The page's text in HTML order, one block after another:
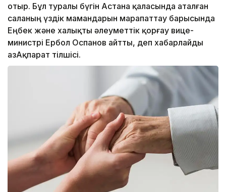
отыр. Бұл туралы бүгін Астана қаласында аталған
саланың үздік мамандарын марапаттау барысында
Еңбек және халықты әлеуметтік қорғау вице-
министрі Ербол Оспанов айтты, деп хабарлайды
ҚазАқпарат тілшісі.